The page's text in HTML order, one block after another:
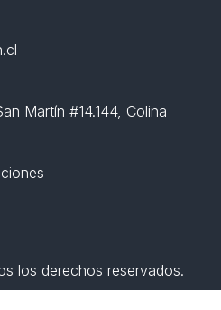
Martín #14.144, Colina
los derechos reservados.